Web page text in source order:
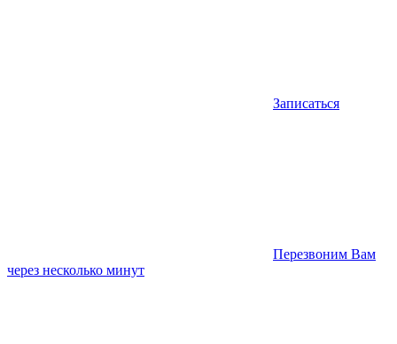
Записаться
Перезвоним Вам
через несколько минут